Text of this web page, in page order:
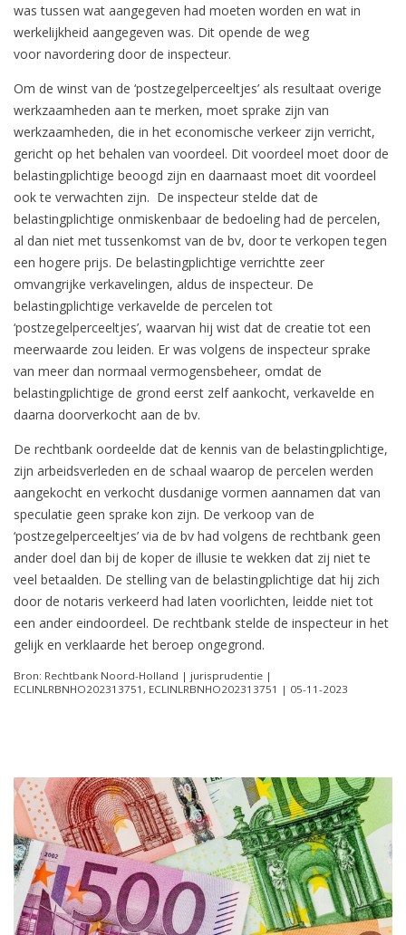
was tussen wat aangegeven had moeten worden en wat in
werkelijkheid aangegeven was. Dit opende de weg
voor navordering door de inspecteur.
Om de winst van de ‘postzegelperceeltjes’ als resultaat overige
werkzaamheden aan te merken, moet sprake zijn van
werkzaamheden, die in het economische verkeer zijn verricht,
gericht op het behalen van voordeel. Dit voordeel moet door de
belastingplichtige beoogd zijn en daarnaast moet dit voordeel
ook te verwachten zijn. De inspecteur stelde dat de
belastingplichtige onmiskenbaar de bedoeling had de percelen,
al dan niet met tussenkomst van de bv, door te verkopen tegen
een hogere prijs. De belastingplichtige verrichtte zeer
omvangrijke verkavelingen, aldus de inspecteur. De
belastingplichtige verkavelde de percelen tot
‘postzegelperceeltjes’, waarvan hij wist dat de creatie tot een
meerwaarde zou leiden. Er was volgens de inspecteur sprake
van meer dan normaal vermogensbeheer, omdat de
belastingplichtige de grond eerst zelf aankocht, verkavelde en
daarna doorverkocht aan de bv.
De rechtbank oordeelde dat de kennis van de belastingplichtige,
zijn arbeidsverleden en de schaal waarop de percelen werden
aangekocht en verkocht dusdanige vormen aannamen dat van
speculatie geen sprake kon zijn. De verkoop van de
‘postzegelperceeltjes’ via de bv had volgens de rechtbank geen
ander doel dan bij de koper de illusie te wekken dat zij niet te
veel betaalden. De stelling van de belastingplichtige dat hij zich
door de notaris verkeerd had laten voorlichten, leidde niet tot
een ander eindoordeel. De rechtbank stelde de inspecteur in het
gelijk en verklaarde het beroep ongegrond.
Bron: Rechtbank Noord-Holland | jurisprudentie |
ECLINLRBNHO202313751, ECLINLRBNHO202313751 | 05-11-2023